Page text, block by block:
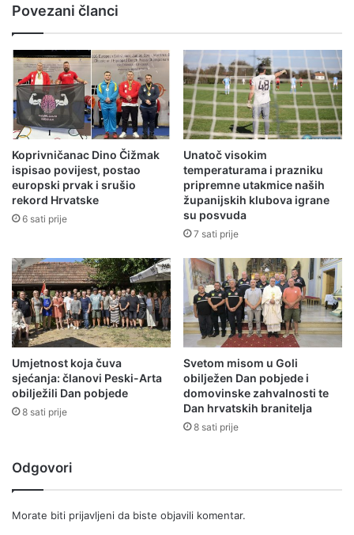
Povezani članci
Koprivničanac Dino Čižmak
ispisao povijest, postao
europski prvak i srušio
rekord Hrvatske
6 sati prije
Unatoč visokim
temperaturama i prazniku
pripremne utakmice naših
županijskih klubova igrane
su posvuda
7 sati prije
Umjetnost koja čuva
sjećanja: članovi Peski-Arta
obilježili Dan pobjede
8 sati prije
Svetom misom u Goli
obilježen Dan pobjede i
domovinske zahvalnosti te
Dan hrvatskih branitelja
8 sati prije
Odgovori
Morate biti prijavljeni da biste objavili komentar.